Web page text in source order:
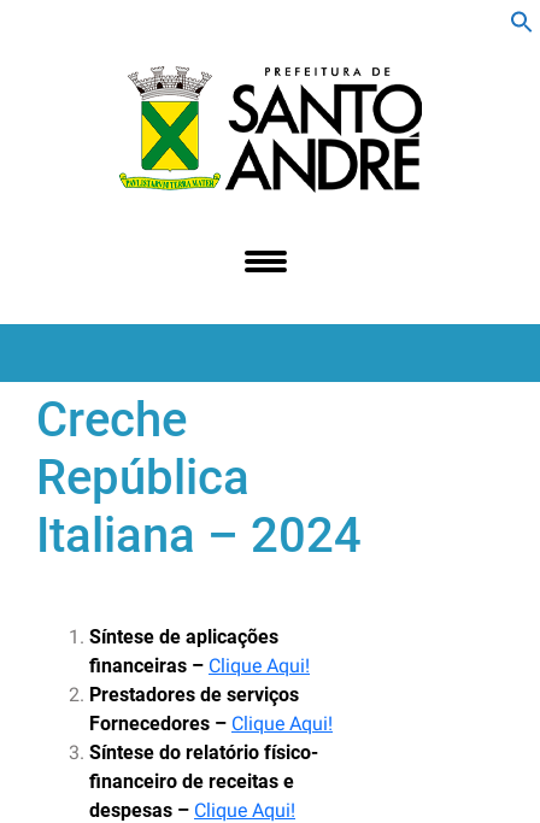
Creche
República
Italiana – 2024
Síntese de aplicações
financeiras – Clique Aqui!
Prestadores de serviços
Fornecedores – Clique Aqui!
Síntese do relatório físico-
financeiro de receitas e
despesas – Clique Aqui!